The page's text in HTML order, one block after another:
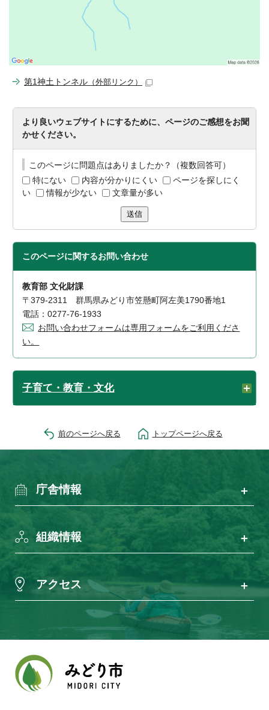
第1神土トンネル （外部リンク）
より良いウェブサイトにするために、ページのご感想をお聞
かせください。
このページに問題点はありましたか？（複数回答可）
特にない
内容が分かりにくい
ページを探しにく
い
情報が少ない 文章量が多い
送信
このページに関するお問い合わせ
教育部 文化財課
〒379-2311 群馬県みどり市笠懸町阿左美1790番地1
電話：0277-76-1933
お問い合わせフォームは専用フォームをご利用くださ
い。
子育て・教育・文化
前のページへ戻る トップページへ戻る
庁舎情報
組織情報
アクセス